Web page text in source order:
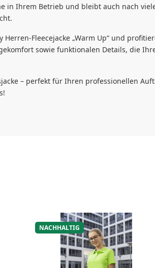
in Ihrem Betrieb und bleibt auch nach
Fleecejacke „Warm Up“ und
sowie funktionalen Details, die
– perfekt für Ihren professionellen
NACHHALTIG